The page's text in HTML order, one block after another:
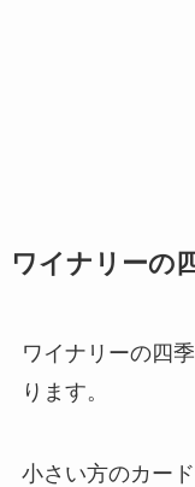
ワイナリーの
ワイナリーの四
ります。
小さい方のカー